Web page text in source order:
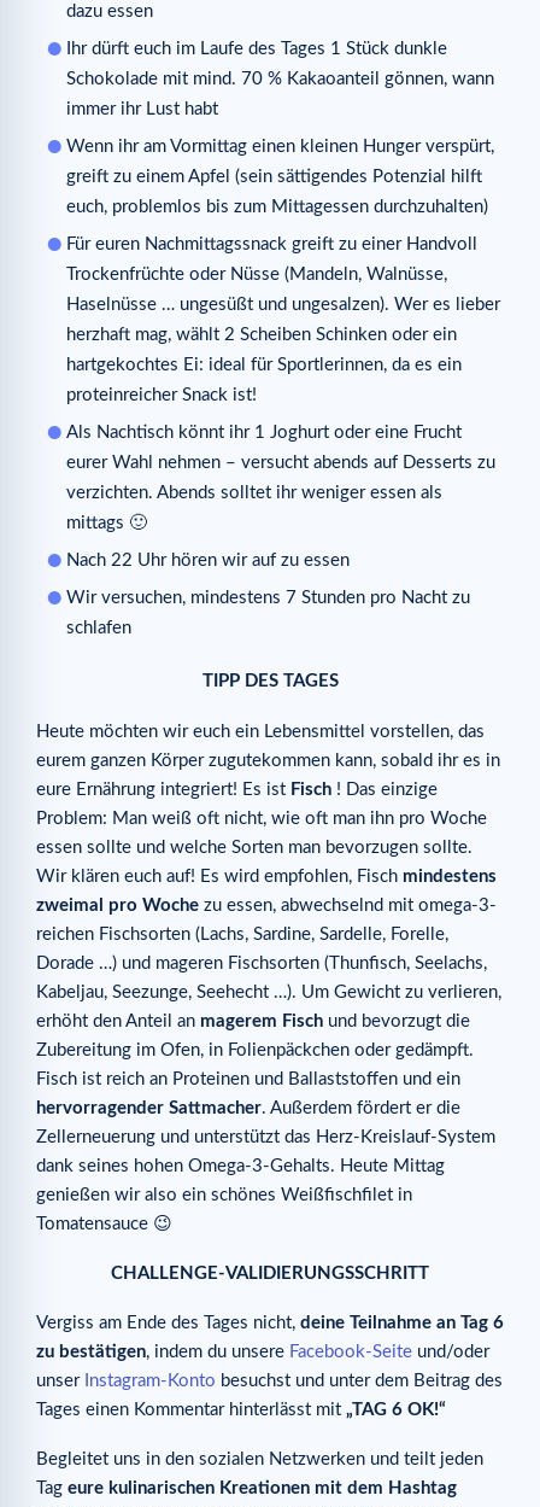
dazu essen
Ihr dürft euch im Laufe des Tages 1 Stück dunkle
Schokolade mit mind. 70 % Kakaoanteil gönnen, wann
immer ihr Lust habt
Wenn ihr am Vormittag einen kleinen Hunger verspürt,
greift zu einem Apfel (sein sättigendes Potenzial hilft
euch, problemlos bis zum Mittagessen durchzuhalten)
Für euren Nachmittagssnack greift zu einer Handvoll
Trockenfrüchte oder Nüsse (Mandeln, Walnüsse,
Haselnüsse … ungesüßt und ungesalzen). Wer es lieber
herzhaft mag, wählt 2 Scheiben Schinken oder ein
hartgekochtes Ei: ideal für Sportlerinnen, da es ein
proteinreicher Snack ist!
Als Nachtisch könnt ihr 1 Joghurt oder eine Frucht
eurer Wahl nehmen – versucht abends auf Desserts zu
verzichten. Abends solltet ihr weniger essen als
mittags 🙂
Nach 22 Uhr hören wir auf zu essen
Wir versuchen, mindestens 7 Stunden pro Nacht zu
schlafen
TIPP DES TAGES
Heute möchten wir euch ein Lebensmittel vorstellen, das
eurem ganzen Körper zugutekommen kann, sobald ihr es in
eure Ernährung integriert! Es ist Fisch ! Das einzige
Problem: Man weiß oft nicht, wie oft man ihn pro Woche
essen sollte und welche Sorten man bevorzugen sollte.
Wir klären euch auf! Es wird empfohlen, Fisch mindestens
zweimal pro Woche zu essen, abwechselnd mit omega-3-
reichen Fischsorten (Lachs, Sardine, Sardelle, Forelle,
Dorade …) und mageren Fischsorten (Thunfisch, Seelachs,
Kabeljau, Seezunge, Seehecht …). Um Gewicht zu verlieren,
erhöht den Anteil an magerem Fisch und bevorzugt die
Zubereitung im Ofen, in Folienpäckchen oder gedämpft.
Fisch ist reich an Proteinen und Ballaststoffen und ein
hervorragender Sattmacher. Außerdem fördert er die
Zellerneuerung und unterstützt das Herz-Kreislauf-System
dank seines hohen Omega-3-Gehalts. Heute Mittag
genießen wir also ein schönes Weißfischfilet in
Tomatensauce 😉
CHALLENGE-VALIDIERUNGSSCHRITT
Vergiss am Ende des Tages nicht, deine Teilnahme an Tag 6
zu bestätigen, indem du unsere Facebook-Seite und/oder
unser Instagram-Konto besuchst und unter dem Beitrag des
Tages einen Kommentar hinterlässt mit „TAG 6 OK!“
Begleitet uns in den sozialen Netzwerken und teilt jeden
Tag eure kulinarischen Kreationen mit dem Hashtag